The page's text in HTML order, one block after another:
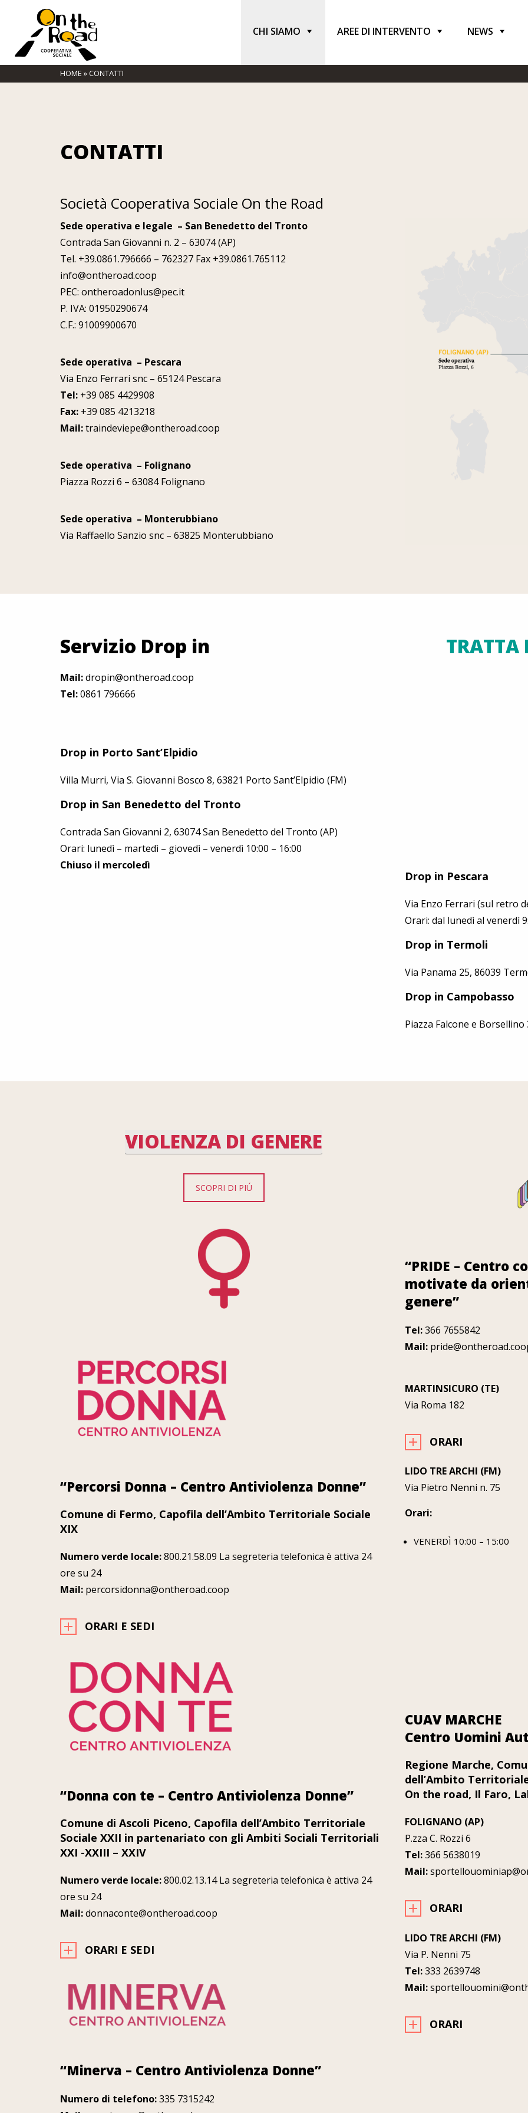
CHI SIAMO AREE DI INTERVENTO NEWS
HOME »CONTATTI
CONTATTI
Società Cooperativa Sociale On the Road
Sede operativa e legale – San Benedetto del Tronto
Contrada San Giovanni n. 2 – 63074(AP)
Tel. +39.0861.796666 – 762327 Fax +39.0861.765112
info@ontheroad.coop
PEC: ontheroadonlus@pec.it
P. IVA: 01950290674
C.F.: 91009900670
Sede operativa – Pescara
Via Enzo Ferrari snc – 65124 Pescara
Tel: +39 085 4429908
Fax: +39 085 4213218
Mail:traindeviepe@ontheroad.coop
Sede operativa – Folignano
Piazza Rozzi 6 – 63084 Folignano
Sede operativa – Monterubbiano
Via Raffaello Sanzio snc – 63825 Monterubbiano
Servizio Drop in
Mail:dropin@ontheroad.coop
Tel:0861 796666
Drop in Porto Sant’Elpidio
Villa Murri, Via S. Giovanni Bosco 8, 63821 Porto Sant’Elpidio (FM)
Drop in San Benedetto del Tronto
Contrada San Giovanni 2, 63074San Benedetto del Tronto (AP)
Orari: lunedì – martedì – giovedì – venerdì 10:00 – 16:00
Chiuso il mercoledì
TRATTA
Drop in Pescara
Via Enzo Ferrari (sul retro
Orari: dal lunedì al venerdì
Drop in Termoli
Via Panama 25, 86039
Drop in Campobasso
Piazza Falcone e
VIOLENZA DI GENERE
SCOPRI DI PIÚ
“Percorsi Donna – Centro Antiviolenza Donne”
Comune di Fermo, Capofila dell’Ambito Territoriale Sociale
XIX
Numero verde locale:800.21.58.09 La segreteria telefonica è attiva 24
ore su 24
Mail: percorsidonna@ontheroad.coop
ORARI E SEDI
“Donna con te – Centro Antiviolenza Donne”
Comune di Ascoli Piceno, Capofila dell’Ambito Territoriale
Sociale XXII in partenariato con gli Ambiti Sociali Territoriali
XXI -XXIII – XXIV
Numero verde locale:800.02.13.14 La segreteria telefonica è attiva 24
ore su 24
Mail:donnaconte@ontheroad.coop
ORARI E SEDI
“Minerva – Centro Antiviolenza Donne”
Numero di telefono:335 7315242
“PRIDE – Centro
motivate da
genere”
Tel:366 7655842
Mail:
MARTINSICURO (TE)
Via Roma 182
ORARI
LIDO TRE ARCHI (FM)
Via Pietro Nenni n. 75
Orari:
VENERDÌ 10:00 – 15:00
CUAV MARCHE
Centro Uomini
Regione Marche,
dell’Ambito
On the road, Il Faro,
FOLIGNANO (AP)
P.zza C. Rozzi 6
Tel:366 5638019
Mail:
ORARI
LIDO TRE ARCHI (FM)
Via P. Nenni 75
Tel:333 2639748
Mail:
ORARI